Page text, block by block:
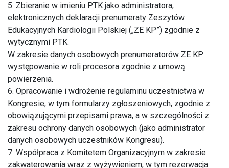
5. Zbieranie w imieniu PTK jako administratora,
elektronicznych deklaracji prenumeraty Zeszytów
Edukacyjnych Kardiologii Polskiej („ZE KP”) zgodnie z
wytycznymi PTK.
W zakresie danych osobowych prenumeratorów ZE KP
występowanie w roli procesora zgodnie z umową
powierzenia.
6. Opracowanie i wdrożenie regulaminu uczestnictwa w
Kongresie, w tym formularzy zgłoszeniowych, zgodnie z
obowiązującymi przepisami prawa, a w szczególności z
zakresu ochrony danych osobowych (jako administrator
danych osobowych uczestników Kongresu).
7. Współpraca z Komitetem Organizacyjnym w zakresie
zakwaterowania wraz z wyżywieniem, w tym rezerwacja